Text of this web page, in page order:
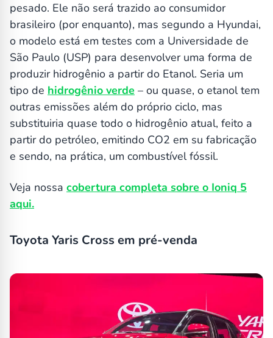
pesado. Ele não será trazido ao consumidor
brasileiro (por enquanto), mas segundo a Hyundai,
o modelo está em testes com a Universidade de
São Paulo (USP) para desenvolver uma forma de
produzir hidrogênio a partir do Etanol. Seria um
tipo de hidrogênio verde – ou quase, o etanol tem
outras emissões além do próprio ciclo, mas
substituiria quase todo o hidrogênio atual, feito a
partir do petróleo, emitindo CO2 em su fabricação
e sendo, na prática, um combustível fóssil.
Veja nossa cobertura completa sobre o Ioniq 5
aqui.
Toyota Yaris Cross em pré-venda